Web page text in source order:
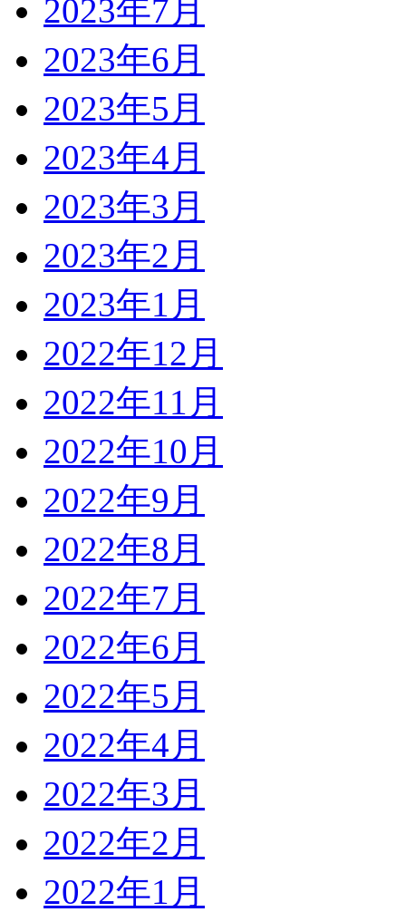
2023年7月
2023年6月
2023年5月
2023年4月
2023年3月
2023年2月
2023年1月
2022年12月
2022年11月
2022年10月
2022年9月
2022年8月
2022年7月
2022年6月
2022年5月
2022年4月
2022年3月
2022年2月
2022年1月